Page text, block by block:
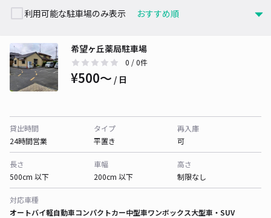
利用可能な駐車場のみ表示
希望ヶ丘薬局駐車場
0 / 0件
¥500〜 / 日
貸出時間
24時間営業
タイプ
平置き
再入庫
可
長さ
500cm 以下
車幅
200cm 以下
高さ
制限なし
対応車種
オートバイ軽自動車コンパクトカー中型車ワンボックス大型車・SUV